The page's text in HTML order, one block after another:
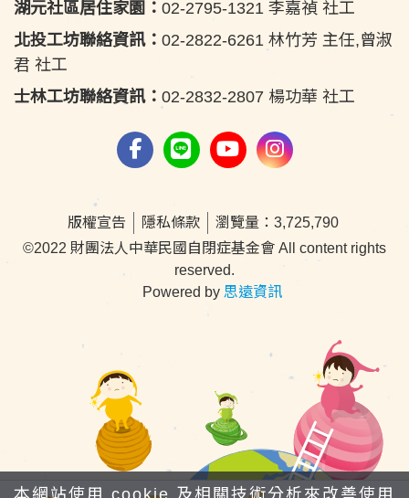
湖元社區居住家園： 02-2795-1321 李嘉禎 社工
北投工坊聯絡資訊： 02-2822-6261 林竹芳 主任,曾淑
君 社工
士林工坊聯絡資訊： 02-2832-2807 楊功華 社工
版權宣告 隱私條款
瀏覽量：3,725,790
©2022 財團法人中華民國自閉症基金會 All content rights
reserved.
Powered by 思遠資訊
本網站使用 cookie 及相關技術分析來改善使用